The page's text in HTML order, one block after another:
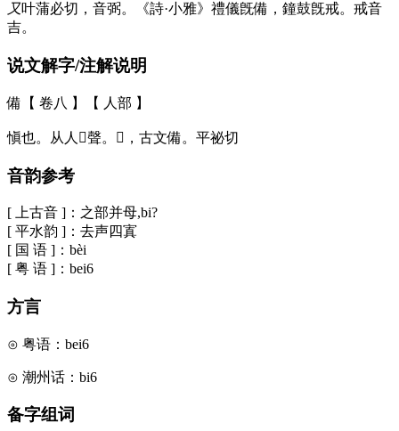
又叶蒲必切，音弼。《詩·小雅》禮儀旣備，鐘鼓旣戒。戒音
吉。
说文解字/注解说明
備【 卷八 】【 人部 】
愼也。从人𤰈聲。𠈍，古文備。平祕切
音韵参考
[ 上古音 ]：之部并母,bi?
[ 平水韵 ]：去声四寘
[ 国 语 ]：bèi
[ 粤 语 ]：bei6
方言
⊙ 粤语：bei6
⊙ 潮州话：bi6
备字组词